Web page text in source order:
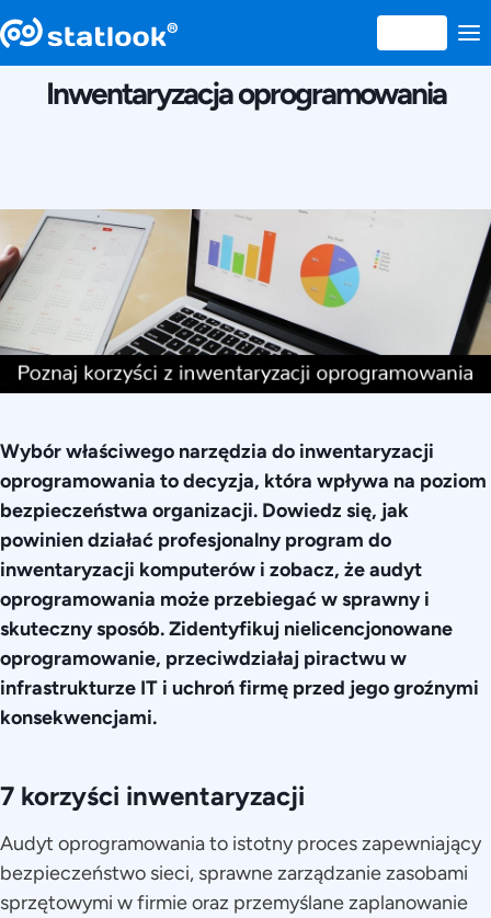
25 AUGUST 2017
Inwentaryzacja oprogramowania
Wybór właściwego narzędzia do inwentaryzacji
oprogramowania to decyzja, która wpływa na poziom
bezpieczeństwa organizacji. Dowiedz się, jak
powinien działać profesjonalny program do
inwentaryzacji komputerów i zobacz, że audyt
oprogramowania może przebiegać w sprawny i
skuteczny sposób. Zidentyfikuj nielicencjonowane
oprogramowanie, przeciwdziałaj piractwu w
infrastrukturze IT i uchroń firmę przed jego groźnymi
konsekwencjami.
7 korzyści inwentaryzacji
Audyt oprogramowania to istotny proces zapewniający
bezpieczeństwo sieci, sprawne zarządzanie zasobami
sprzętowymi w firmie oraz przemyślane zaplanowanie